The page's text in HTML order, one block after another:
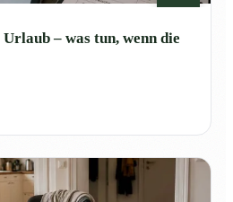
– was tun, wenn die